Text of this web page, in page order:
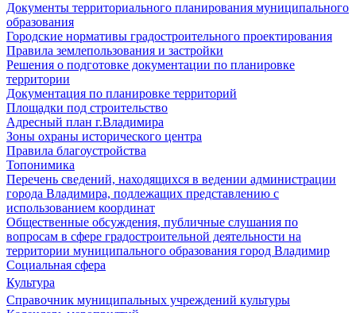
Документы территориального планирования муниципального
образования
Городские нормативы градостроительного проектирования
Правила землепользования и застройки
Решения о подготовке документации по планировке
территории
Документация по планировке территорий
Площадки под строительство
Адресный план г.Владимира
Зоны охраны исторического центра
Правила благоустройства
Топонимика
Перечень сведений, находящихся в ведении администрации
города Владимира, подлежащих представлению с
использованием координат
Общественные обсуждения, публичные слушания по
вопросам в сфере градостроительной деятельности на
территории муниципального образования город Владимир
Социальная сфера
Культура
Справочник муниципальных учреждений культуры